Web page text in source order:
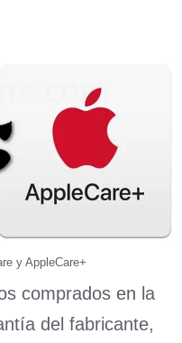
y AppleCare+
comprados en la
del fabricante,